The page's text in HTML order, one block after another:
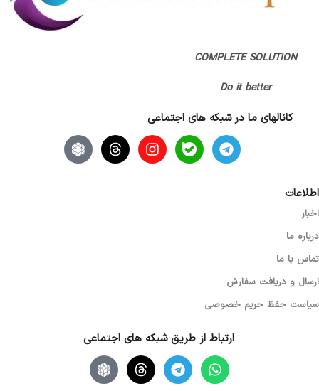
COMPLETE SOLUTION
Do it better
کانالهای ما در شبکه های اجتماعی
اطلاعات
اخبار
درباره ما
تماس با ما
ارسال و دریافت سفارش
سیاست حفظ حریم خصوصی
ارتباط از طریق شبکه های اجتماعی